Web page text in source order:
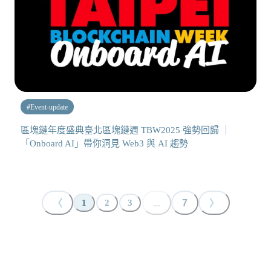
#Event-update
區塊鏈年度盛典臺北區塊鏈週 TBW2025 強勢回歸 ｜
「Onboard AI」帶你洞見 Web3 與 AI 趨勢
〈 1 2 3 ... 7 〉